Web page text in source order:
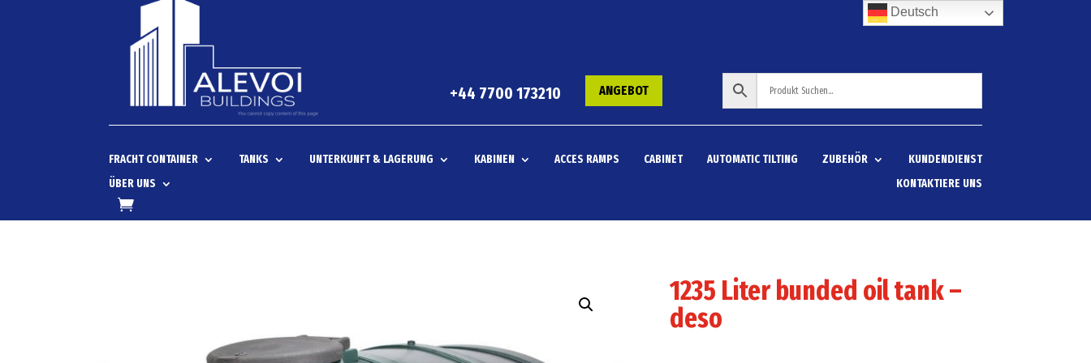
+44 7700 173210 ANGEBOT
FRACHT CONTAINER TANKS UNTERKUNFT & LAGERUNG KABINEN ACCES RAMPS CABINET AUTOMATIC TILTING ZUBEHÖR
KUNDENDIENST
ÜBER UNS
KONTAKTIERE UNS
1235 Liter bunded oil tank –
deso
Deutsch